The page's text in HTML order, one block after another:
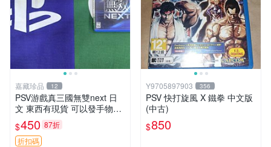
嘉藏珍品 12
PSV游戲真三國無雙next 日
文 東西有現貨 可以發手物品
無質量問題售不退不換
$450 87折
折扣碼
Y9705897903 356
PSV 快打旋風 X 鐵拳 中文版
(中古)
$850